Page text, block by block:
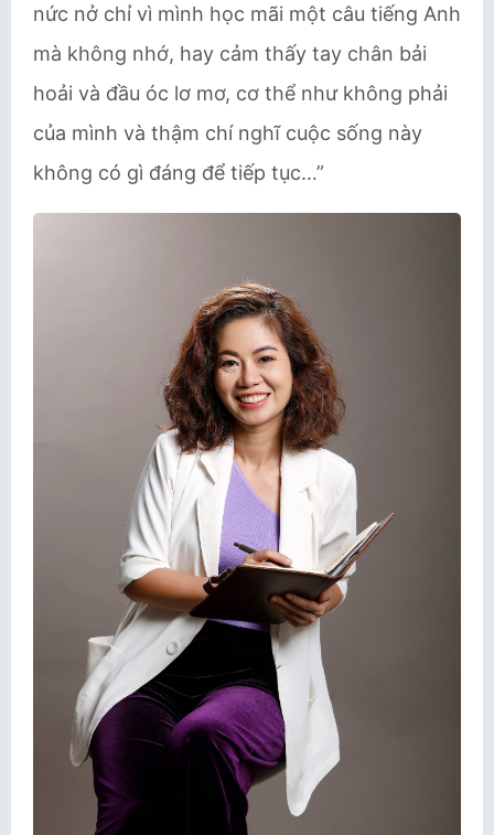
nức nở chỉ vì mình học mãi một câu tiếng Anh
mà không nhớ, hay cảm thấy tay chân bải
hoải và đầu óc lơ mơ, cơ thể như không phải
của mình và thậm chí nghĩ cuộc sống này
không có gì đáng để tiếp tục…”